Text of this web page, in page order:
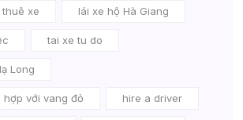
xe lái xe hộ Hà Giang
tai xe tu do
Long
hợp với vang đỏ hire a driver